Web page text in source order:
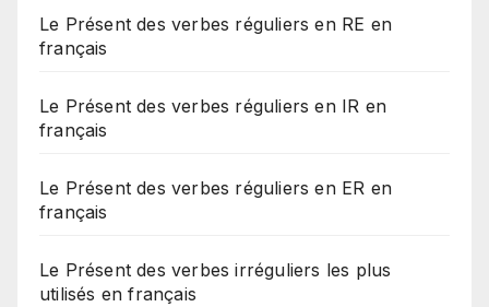
Le Présent des verbes réguliers en RE en
français
Le Présent des verbes réguliers en IR en
français
Le Présent des verbes réguliers en ER en
français
Le Présent des verbes irréguliers les plus
utilisés en français